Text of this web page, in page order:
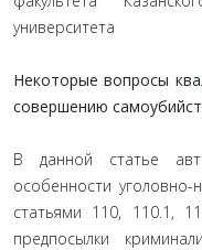
университета
Некоторые вопросы
совершению
В данной статье
особенности уголовно-
статьями 110, 110.1,
предпосылки